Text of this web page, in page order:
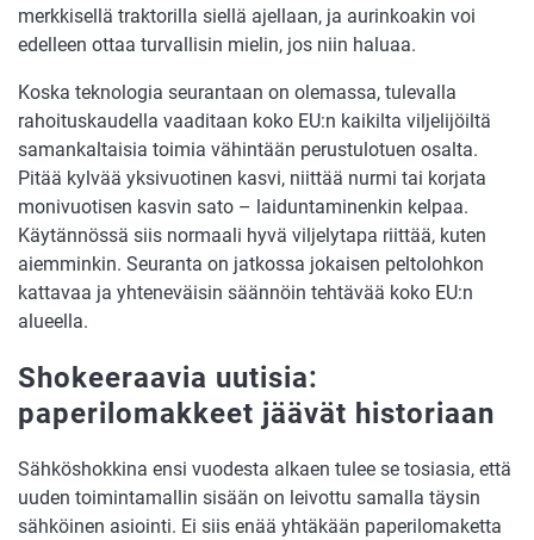
merkkisellä traktorilla siellä ajellaan, ja aurinkoakin voi
edelleen ottaa turvallisin mielin, jos niin haluaa.
Koska teknologia seurantaan on olemassa, tulevalla
rahoituskaudella vaaditaan koko EU:n kaikilta viljelijöiltä
samankaltaisia toimia vähintään perustulotuen osalta.
Pitää kylvää yksivuotinen kasvi, niittää nurmi tai korjata
monivuotisen kasvin sato – laiduntaminenkin kelpaa.
Käytännössä siis normaali hyvä viljelytapa riittää, kuten
aiemminkin. Seuranta on jatkossa jokaisen peltolohkon
kattavaa ja yhteneväisin säännöin tehtävää koko EU:n
alueella.
Shokeeraavia uutisia:
paperilomakkeet jäävät historiaan
Sähköshokkina ensi vuodesta alkaen tulee se tosiasia, että
uuden toimintamallin sisään on leivottu samalla täysin
sähköinen asiointi. Ei siis enää yhtäkään paperilomaketta